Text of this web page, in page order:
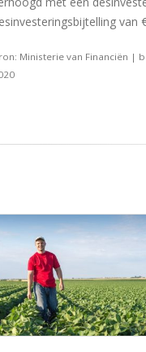
van
Ministerie van Financiën |